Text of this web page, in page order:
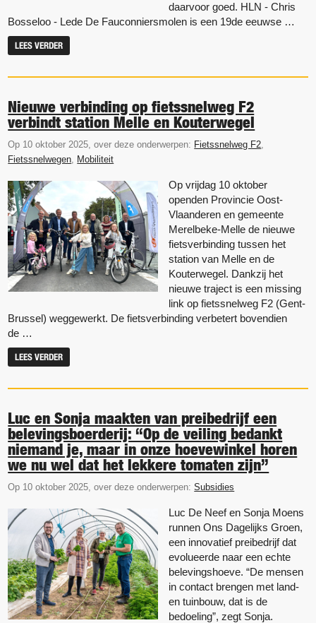
daarvoor goed. HLN - Chris
Bosseloo - Lede De Fauconniersmolen is een 19de eeuwse …
LEES VERDER
Nieuwe verbinding op fietssnelweg F2
verbindt station Melle en Kouterwegel
Op 10 oktober 2025, over deze onderwerpen: Fietssnelweg F2
Fietssnelwegen
Mobiliteit
Op vrijdag 10 oktober
openden Provincie Oost-
Vlaanderen en gemeente
Merelbeke-Melle de nieuwe
fietsverbinding tussen het
station van Melle en de
Kouterwegel. Dankzij het
nieuwe traject is een missing
link op fietssnelweg F2 (Gent-
Brussel) weggewerkt. De fietsverbinding verbetert bovendien
de …
LEES VERDER
Luc en Sonja maakten van preibedrijf een
belevingsboerderij: “Op de veiling bedankt
niemand je, maar in onze hoevewinkel horen
we nu wel dat het lekkere tomaten zijn”
Op 10 oktober 2025, over deze onderwerpen:Subsidies
Luc De Neef en Sonja Moens
runnen Ons Dagelijks Groen,
een innovatief preibedrijf dat
evolueerde naar een echte
belevingshoeve. “De mensen
in contact brengen met land-
en tuinbouw, dat is de
bedoeling”, zegt Sonja.